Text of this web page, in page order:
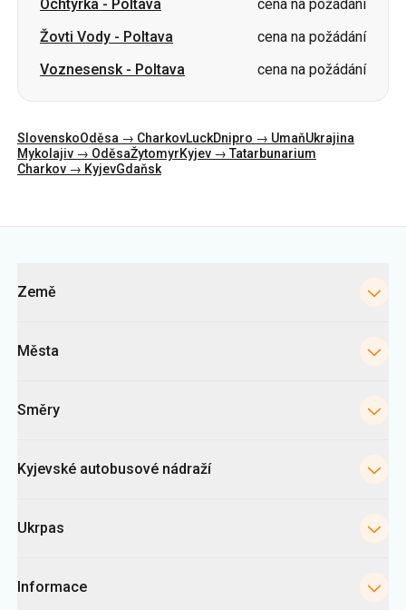
SlovenskoOděsa → Charkov Dnipro → Umaň Ukrajina
Charkov → KyjevGdaňsk
Kategorie